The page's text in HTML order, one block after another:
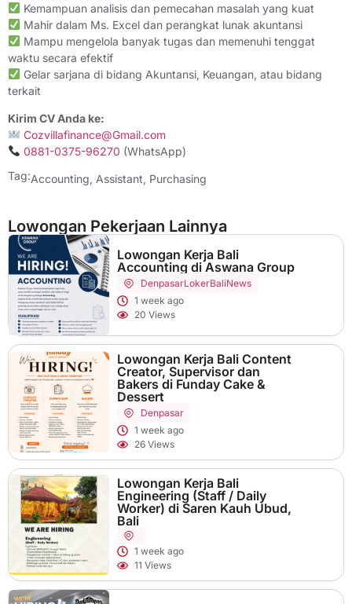
Kemampuan analisis dan pemecahan masalah yang kuat
Mahir dalam Ms. Excel dan perangkat lunak akuntansi
Mampu mengelola banyak tugas dan memenuhi tenggat
waktu secara efektif
Gelar sarjana di bidang Akuntansi, Keuangan, atau bidang
terkait
Kirim CV Anda ke:
Cozvillafinance@Gmail.com
0881-0375-96270 (WhatsApp)
Tag:Accounting, Assistant, Purchasing
Lowongan Pekerjaan Lainnya
Lowongan Kerja Bali
Accounting di Aswana Group
DenpasarLokerBaliNews
1 week ago
20 Views
Lowongan Kerja Bali Content
Creator, Supervisor dan
Bakers di Funday Cake &
Dessert
Denpasar
1 week ago
26 Views
Lowongan Kerja Bali
Engineering (Staff / Daily
Worker) di Saren Kauh Ubud,
Bali
1 week ago
11 Views